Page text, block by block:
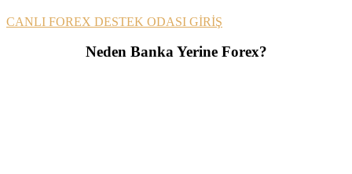
CANLI FOREX DESTEK ODASI GİRİŞ
Neden Banka Yerine Forex?